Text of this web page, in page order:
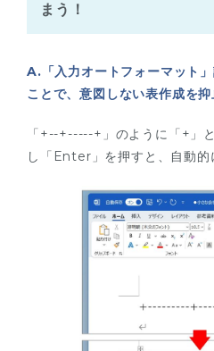
まう！
A.「入力オートフォーマット
ことで、意図しない表作成を抑
「+--+-----+」のように「+」
し「Enter」を押すと、自動的